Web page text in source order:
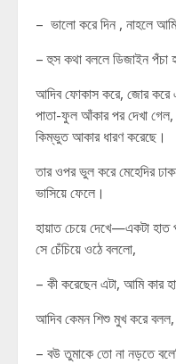
– ভালো করে দিন , নাহলে
– হুস কথা বললে ডিজাইন পঁচা
আদিব ফোকাস করে, জোর করে
পাতা-ফুল আঁকার পর দেখা
কিম্ভুত আকার ধারণ করেছে।
তার ওপর ভুল করে মেহেদির
ভাসিয়ে ফেলে।
হায়াত চেয়ে দেখে—একটা
সে চেঁচিয়ে ওঠে বললো,
– কী করেছেন এটা, আমি কার
আদিব কেমন শিশু মুখ করে বলল,
– বউ তুমাকে তো না নড়তে